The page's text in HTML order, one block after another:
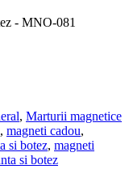
- MNO-081
, Marturii magnetice
, magneti cadou,
si botez, magneti
si botez